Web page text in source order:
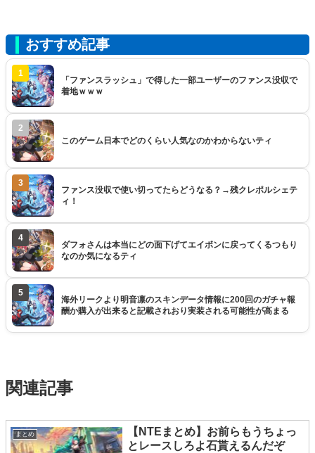
おすすめ記事
1
「ファンスラッシュ」で得した一部ユーザーのファンス没収で
着地ｗｗｗ
2
このゲーム日本でどのくらい人気なのかわからないティ
3
ファンス没収で使い切ってたらどうなる？→残クレポルシェテ
ィ！
4
ダフォさんは本当にどの面下げてエイボンに戻ってくるつもり
なのか気になるティ
5
海外リークより明音凛のスキンデータ情報に200回のガチャ報
酬か購入が出来ると記載されおり実装される可能性が高まる
関連記事
まとめ
【NTEまとめ】お前らもうちょっ
とレースしろよ石貰えるんだぞ